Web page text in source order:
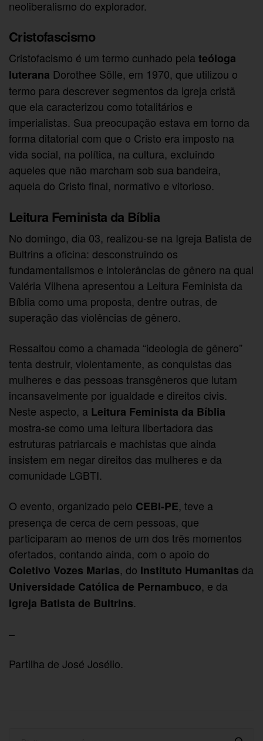
neoliberalismo do explorador.
Cristofascismo
Cristofacismo é um termo cunhado pelateóloga
luterana Dorothee Sölle, em 1970, que utilizou o
termo para descrever segmentos da igreja cristã
que ela caracterizou como totalitários e
imperialistas. Sua preocupação estava em torno da
forma ditatorial com que o Cristo era imposto na
vida social, na política, na cultura, excluindo
aqueles que não marcham sob sua bandeira,
aquela do Cristo final, normativo e vitorioso.
Leitura Feminista da Bíblia
No domingo, dia 03, realizou-se na Igreja Batista de
Bultrins a oficina: desconstruindo os
fundamentalismos e intolerâncias de gênero na qual
Valéria Vilhena apresentou a Leitura Feminista da
Bíblia como uma proposta, dentre outras, de
superação das violências de gênero.
Ressaltou como a chamada “ideologia de gênero”
tenta destruir, violentamente, as conquistas das
mulheres e das pessoas transgêneros que lutam
incansavelmente por igualdade e direitos civis.
Neste aspecto, a Leitura Feminista da Bíblia
mostra-se como uma leitura libertadora das
estruturas patriarcais e machistas que ainda
insistem em negar direitos das mulheres e da
comunidade LGBTI.
O evento, organizado pelo CEBI-PE, teve a
presença de cerca de cem pessoas, que
participaram ao menos de um dos três momentos
ofertados, contando ainda, com o apoio do
Coletivo Vozes Marias, do Instituto Humanitas da
Universidade Católica de Pernambuco, e da
Igreja Batista de Bultrins.
–
Partilha de José Josélio.